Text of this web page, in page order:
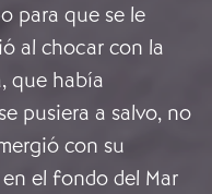
para que se le
al chocar con la
que había
pusiera a salvo, no
con su
el fondo del Mar